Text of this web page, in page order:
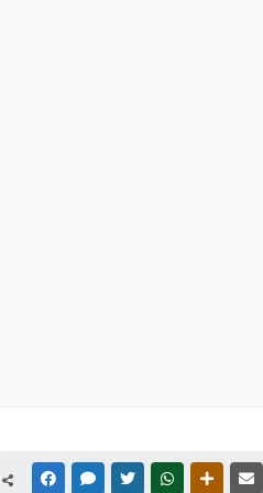
FACEBOOKMESSENGER
TWITTERWHATSAPP